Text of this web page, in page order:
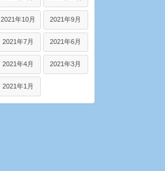
2021年10月 2021年9月
2021年7月 2021年6月
2021年4月 2021年3月
2021年1月